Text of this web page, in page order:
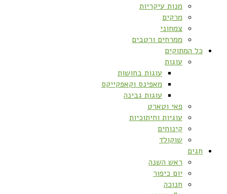
מנות עיקריות
מרקים
צמחוני
ממרחים ורטבים
כל המתוקים
עוגות
עוגות בחושות
מאפינס וקאפקייקס
עוגות גבינה
פאי וטארט
עוגיות וחיתוכיות
קינוחים
שוקולד
חגים
ראש השנה
יום כיפור
חנוכה